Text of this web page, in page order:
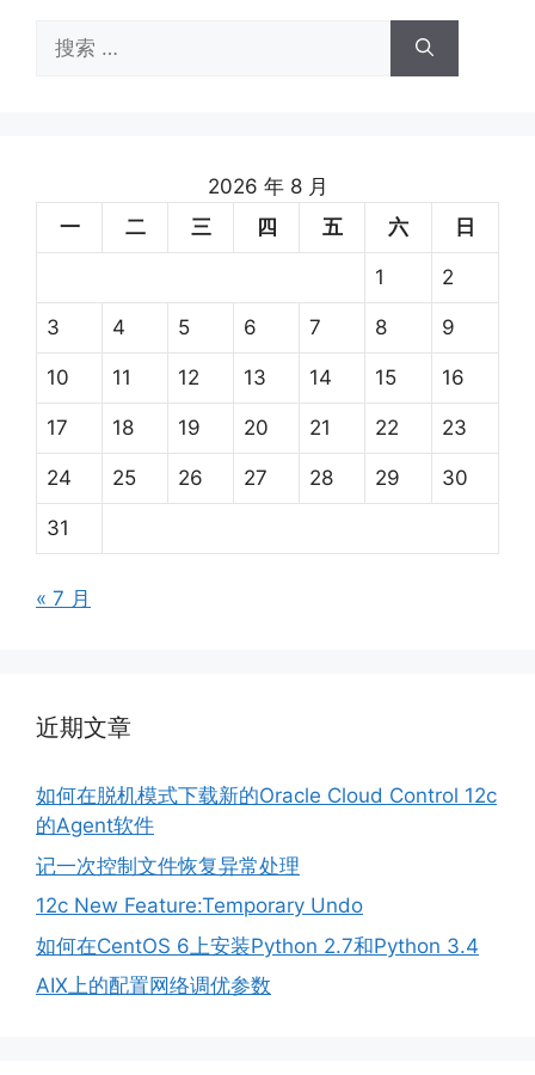
索：
2026 年 8 月
一
二 三 四 五 六 日
1 2
3 4 5 6 7 8 9
10 11 12 13 14 15 16
17 18 19 20 21 22 23
24 25 26 27 28 29 30
31
« 7 月
近期文章
如何在脱机模式下载新的Oracle Cloud Control 12c
的Agent软件
记一次控制文件恢复异常处理
12c New Feature:Temporary Undo
如何在CentOS 6上安装Python 2.7和Python 3.4
AIX上的配置网络调优参数